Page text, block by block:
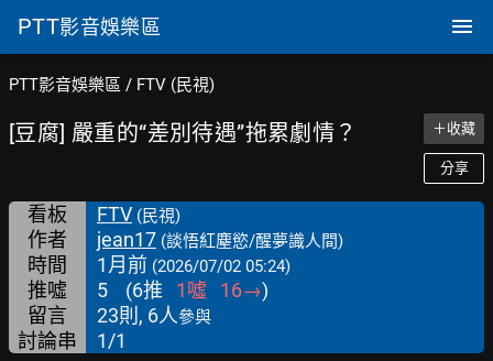
PTT影音娛樂區
PTT影音娛樂區 / FTV (民視)
[豆腐] 嚴重的“差別待遇”拖累劇情？ ＋收藏
分享
看板 FTV (民視)
作者 jean17 (談悟紅塵慾/醒夢識人間)
時間 1月前 (2026/07/02 05:24)
推噓 5 (6推 1噓 16→)
留言
23則, 6人參與
討論串 1/1